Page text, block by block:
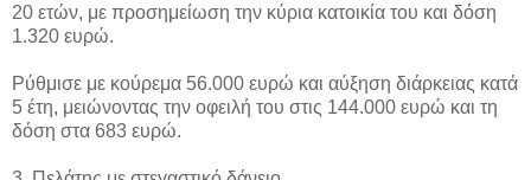
20 ετών, με προσημείωση την κύρια κατοικία του και δόση
1.320 ευρώ.
Ρύθμισε με κούρεμα 56.000 ευρώ και αύξηση διάρκειας κατά
5 έτη, μειώνοντας την οφειλή του στις 144.000 ευρώ και τη
δόση στα 683 ευρώ.